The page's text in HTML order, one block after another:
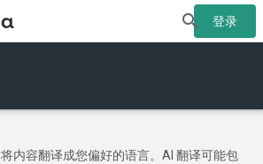
登录
内容翻译成您偏好的语言。AI 翻译可能包